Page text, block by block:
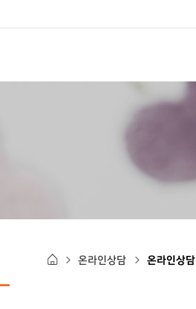
온라인상담 온라인상담